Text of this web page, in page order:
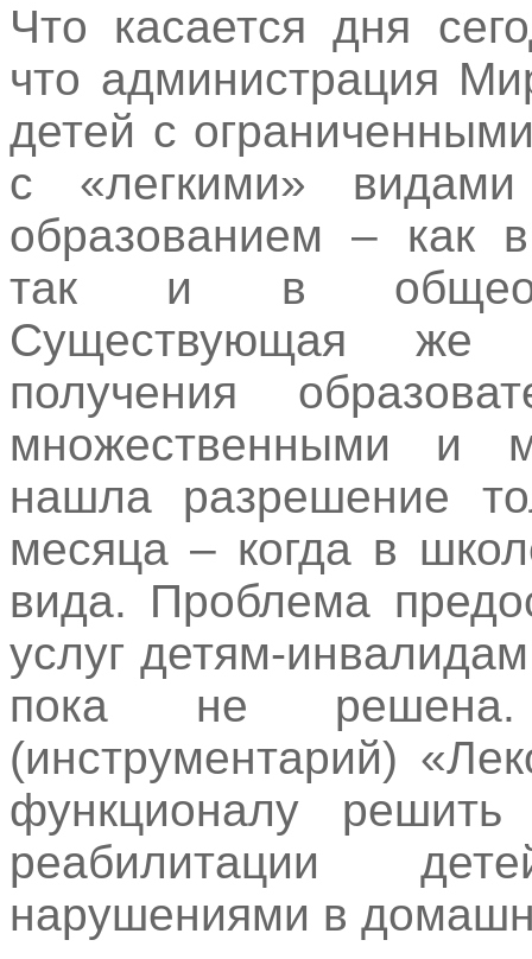
Что касается дня
что администрация
детей с
с «легкими» видами
образованием – как
так и в
Существующая же
получения
множественными и
нашла разрешение
месяца – когда в
вида. Проблема
услуг детям-
пока не решена.
(инструментарий)
функционалу
реабилитации
нарушениями в